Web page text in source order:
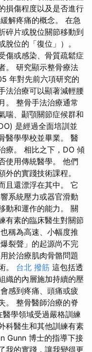
損傷程度以及是否進行
解疼痛的概念。 在急
碎片或脫位關節移動到
位的「復位」）。
傷或感染、骨質疏鬆症
。 研究顯示整骨療法
年對先前六項研究的
法治療可以顯著減輕腰
。 整骨手法治療通常
喘、顳顎關節症候群和
是經過全面培訓並
醫學學校並畢業。 醫
療。 相比之下，DO 傾
使用傳統醫學。 他們
的實踐技術課程。
且還漂浮在其中。 它
系統壓力或器官滑動
動和運作的能力。 關
有素的臨床醫生對關節
稱為高速、小幅度推
裂聲」的起源尚不完
於治療肌肉骨骼問題
。 台北 撥筋 這包括透
織的內層施加持續的壓
感到疼痛、頭痛或疲
。 整骨醫師治療的脊
學領域受過嚴格訓練
科醫生和其他訓練有素
Gunn 博士的指導下接
我的實踐，讓我變得更